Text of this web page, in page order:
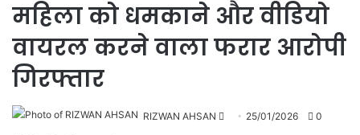
महिला को धमकाने और वीडियो
वायरल करने वाला फरार आरोपी
गिरफ्तार
RIZWAN AHSAN
Send 25/01/2026 0